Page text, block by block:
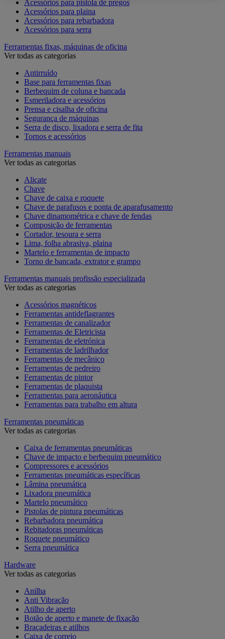
Acessórios para pistola de pregos
Acessórios para plaina
Acessórios para rebarbadora
Acessórios para serra
Ferramentas fixas, máquinas de oficina
Ver todas as categorias
Antirruído
Base para ferramentas fixas
Berbequim de coluna e bancada
Esmeriladora e acessórios
Prensa e cisalha de oficina
Segurança de máquinas
Serra de disco, lixadora e serra de fita
Tornos e acessórios
Ferramentas manuais
Ver todas as categorias
Alicate
Chave
Chave de caixa e roquete
Chave de parafusos e ponta de aparafusamento
Chave dinamométrica e chave de fendas
Composição de ferramentas
Cortador, tesoura e serra
Lima, folha abrasiva, plaina
Martelo e ferramentas de impacto
Torno de bancada, extrator e grampo
Ferramentas manuais profissão especializada
Ver todas as categorias
Acessórios magnéticos
Ferramentas antideflagrantes
Ferramentas de canalizador
Ferramentas de Eletricista
Ferramentas de eletrónica
Ferramentas de ladrilhador
Ferramentas de mecânico
Ferramentas de pedreiro
Ferramentas de pintor
Ferramentas de plaquista
Ferramentas para aeronáutica
Ferramentas para trabalho em altura
Ferramentas pneumáticas
Ver todas as categorias
Caixa de ferramentas pneumáticas
Chave de impacto e berbequim pneumático
Compressores e acessórios
Ferramentas pneumáticas específicas
Lâmina pneumática
Lixadora pneumática
Martelo pneumático
Pistolas de pintura pneumáticas
Rebarbadora pneumática
Rebitadoras pneumáticas
Roquete pneumático
Serra pneumática
Hardware
Ver todas as categorias
Anilha
Anti Vibração
Atilho de aperto
Botão de aperto e manete de fixação
Braçadeiras e atilhos
Caixa de correio